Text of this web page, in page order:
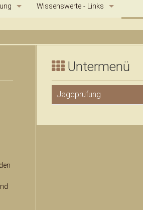
& Taigan Breeder
& Taigan Breeder
Wissenswerte - Links
Saluki Geschichte
PADS Artikel deutsch: Windhunde
Untermenü
Jagdprüfung